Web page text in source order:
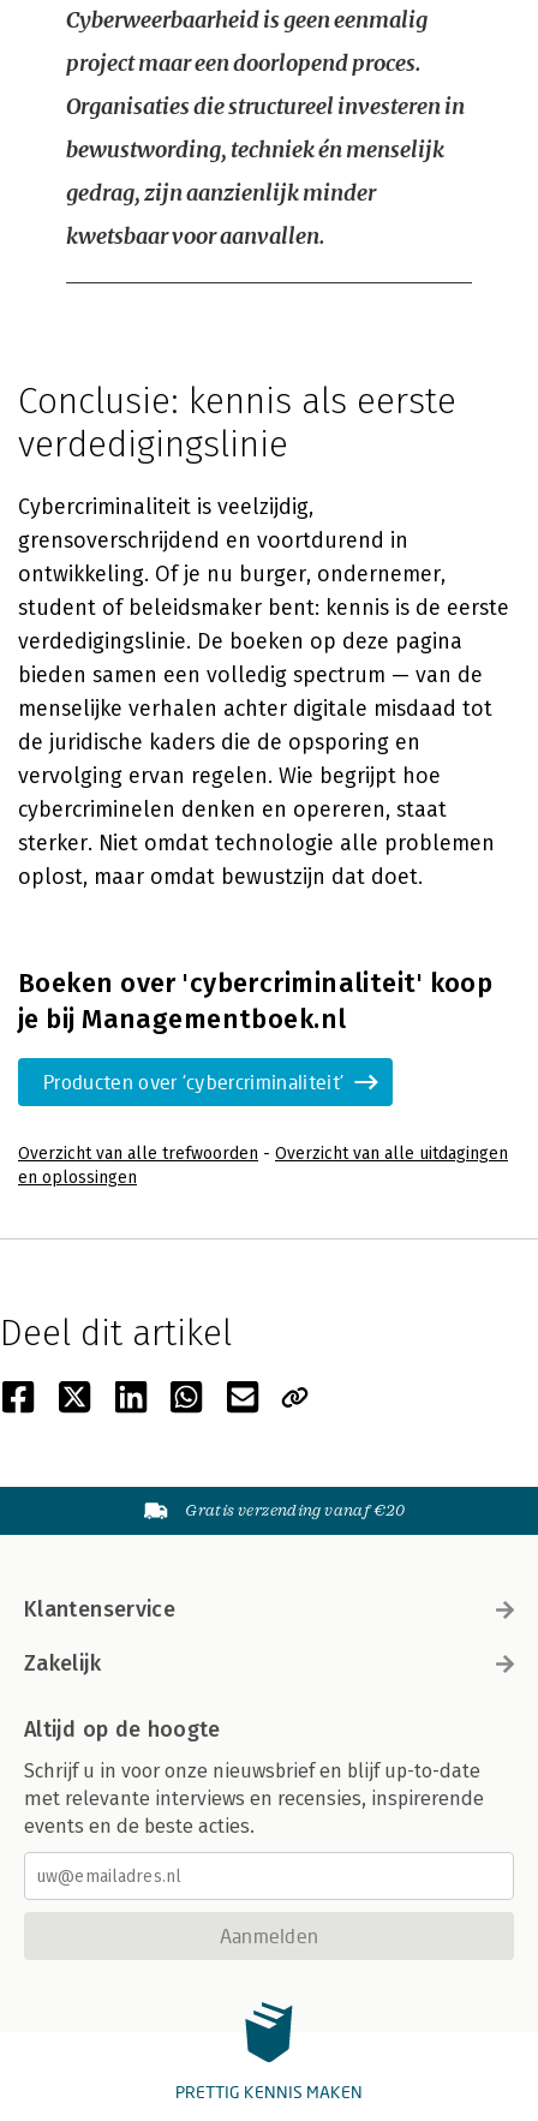
Cyberweerbaarheid is geen eenmalig
project maar een doorlopend proces.
Organisaties die structureel investeren in
bewustwording, techniek én menselijk
gedrag, zijn aanzienlijk minder
kwetsbaar voor aanvallen.
Conclusie: kennis als eerste
verdedigingslinie
Cybercriminaliteit is veelzijdig,
grensoverschrijdend en voortdurend in
ontwikkeling. Of je nu burger, ondernemer,
student of beleidsmaker bent: kennis is de eerste
verdedigingslinie. De boeken op deze pagina
bieden samen een volledig spectrum — van de
menselijke verhalen achter digitale misdaad tot
de juridische kaders die de opsporing en
vervolging ervan regelen. Wie begrijpt hoe
cybercriminelen denken en opereren, staat
sterker. Niet omdat technologie alle problemen
oplost, maar omdat bewustzijn dat doet.
Boeken over 'cybercriminaliteit' koop
je bij Managementboek.nl
Producten over 'cybercriminaliteit'
Overzicht van alle trefwoorden - Overzicht van alle uitdagingen
en oplossingen
Deel dit artikel
Gratis verzending vanaf €20
Klantenservice
Zakelijk
Altijd op de hoogte
Schrijf u in voor onze nieuwsbrief en blijf up-to-date
met relevante interviews en recensies, inspirerende
events en de beste acties.
Aanmelden
PRETTIG KENNIS MAKEN